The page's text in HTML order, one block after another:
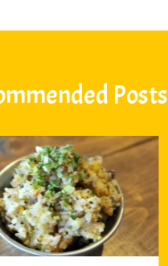
Posts